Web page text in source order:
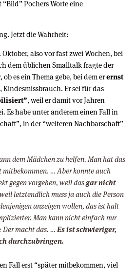
Pochers Worte eine
Jetzt die Wahrheit:
also vor fast zwei Wochen, bei
dem üblichen Smalltalk fragte der
es ein Thema gebe, bei dem erernst
Kindesmissbrauch. Er sei für das
, weil er damit vor Jahren
Es habe unter anderem einen Fall in
in der “weiteren Nachbarschaft”
dem Mädchen zu helfen. Man hat das
mitbekommen. … Aber konnte auch
gegen vorgehen, weil dasgar nicht
letztendlich muss ja auch die Person
anzeigen wollen, das ist halt
Man kann nicht einfach nur
Der macht das. … Es ist schwieriger,
durchzubringen.
Fall erst “später mitbekommen, viel